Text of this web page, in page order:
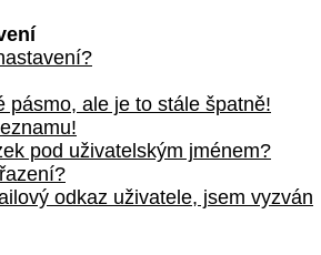
pásmo, ale je to stále špatně!
pod uživatelským jménem?
odkaz uživatele, jsem vyzván